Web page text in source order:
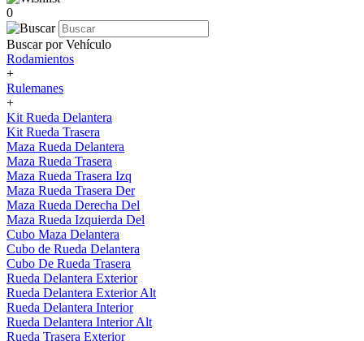
0
Buscar por Vehículo
Rodamientos
+
Rulemanes
+
Kit Rueda Delantera
Kit Rueda Trasera
Maza Rueda Delantera
Maza Rueda Trasera
Maza Rueda Trasera Izq
Maza Rueda Trasera Der
Maza Rueda Derecha Del
Maza Rueda Izquierda Del
Cubo Maza Delantera
Cubo de Rueda Delantera
Cubo De Rueda Trasera
Rueda Delantera Exterior
Rueda Delantera Exterior Alt
Rueda Delantera Interior
Rueda Delantera Interior Alt
Rueda Trasera Exterior